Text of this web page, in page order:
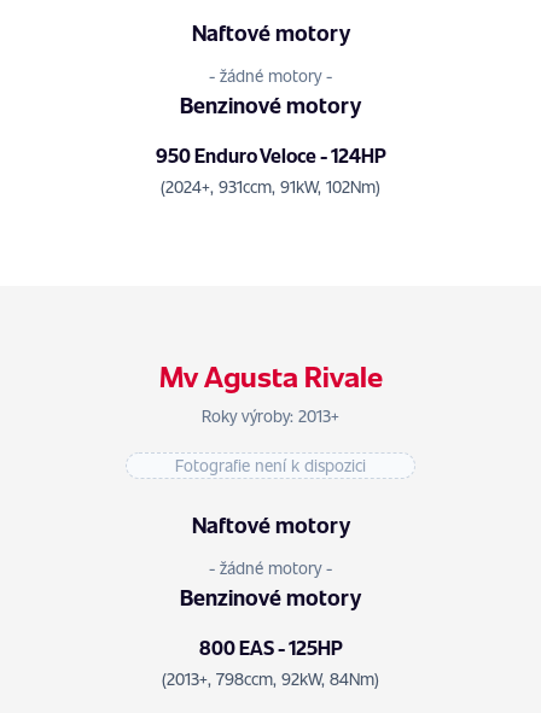
Naftové motory
- žádné motory -
Benzinové motory
950 Enduro Veloce - 124HP
(2024+, 931ccm, 91kW, 102Nm)
Mv Agusta Rivale
Roky výroby: 2013+
Fotografie není k dispozici
Naftové motory
- žádné motory -
Benzinové motory
800 EAS - 125HP
(2013+, 798ccm, 92kW, 84Nm)